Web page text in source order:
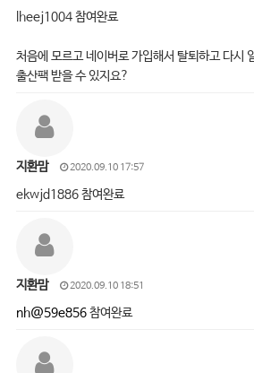
lheej1004 참여완료
처음에 모르고 네이버로 가입해서 탈퇴하고 다시
출산팩 받을 수 있지요?
지환맘 2020.09.10 17:57
ekwjd1886 참여완료
지환맘 2020.09.10 18:51
nh@59e856참여완료